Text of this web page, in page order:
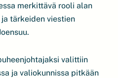
merkittävä rooli alan
tärkeiden viestien
valittiin
ja valiokunnissa pitkään